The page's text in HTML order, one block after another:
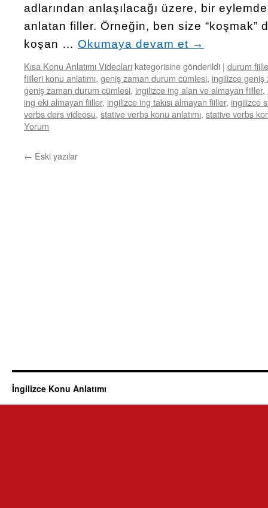
adlarından anlaşılacağı üzere, bir
anlatan filler. Örneğin, ben size “koşmak”
koşan … Okumaya devam et →
Kısa Konu Anlatımı Videoları kategorisine gönderildi | durum
fiilleri konu anlatımı, geniş zaman durum cümlesi, ingilizce
geniş zaman durum cümlesi, ingilizce ing alan ve almayan fiiller,
ing eki almayan fiiller, ingilizce ing takısı almayan fiiller, ingilizce
verbs ders videosu, stative verbs konu anlatımı, stative verbs
Yorum
← Eski yazılar
İngilizce Konu Anlatımı